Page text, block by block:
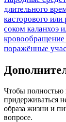
длительного
касторового
соком каланхоэ
поражённые
Чтобы полностью
придерживаться
образа жизни и
вопросе.